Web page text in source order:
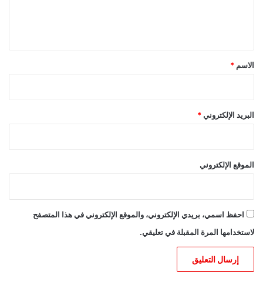
*
الاسم *
البريد الإلكتروني *
الموقع الإلكتروني
احفظ اسمي، بريدي الإلكتروني، والموقع الإلكتروني في هذا المتصفح
لاستخدامها المرة المقبلة في تعليقي.